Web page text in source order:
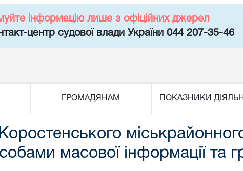
інформацію лише з офіційних джерел
центр судової влади України 044 207-35-46
ГРОМАДЯНАМ ПОКАЗНИКИ
масової інформації та